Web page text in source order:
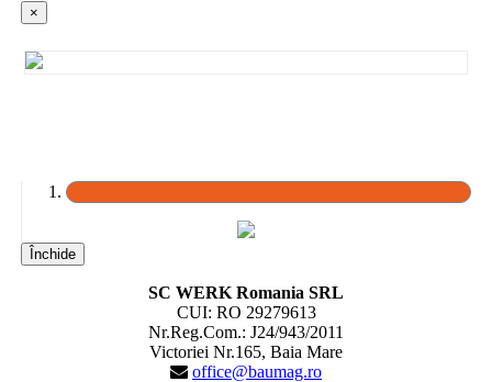
×
Închide
SC WERK Romania SRL
CUI: RO 29279613
Nr.Reg.Com.: J24/943/2011
Victoriei Nr.165, Baia Mare
office@baumag.ro